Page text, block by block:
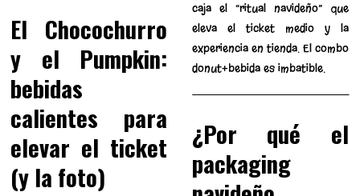
El Chocochurro
y el Pumpkin:
bebidas
calientes para
elevar el ticket
(y la foto)
caja el “ritual navideño” que
eleva el ticket medio y la
experiencia en tienda. El combo
donut+bebida es imbatible.
¿Por qué el
packaging